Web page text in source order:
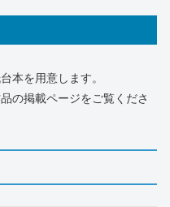
本を用意します。
の掲載ページをご覧くださ